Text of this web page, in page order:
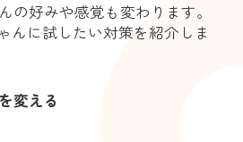
の好みや感覚も変わります。
んに試したい対策を紹介しま
変える